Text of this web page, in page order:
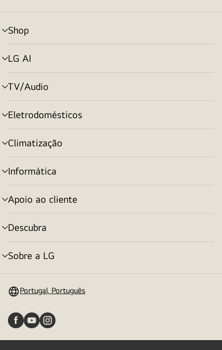
Shop
alternar
menu
LG AI
alternar
menu
TV/Audio
alternar
menu
Eletrodomésticos
alternar
menu
Climatização
alternar
menu
Informática
alternar
menu
Apoio ao cliente
alternar
menu
Descubra
alternar
menu
Sobre a LG
alternar
Portugal, Português